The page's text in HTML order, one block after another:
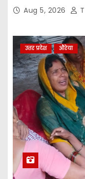
Aug 5, 2026
उत्तर प्रदेश औरेया